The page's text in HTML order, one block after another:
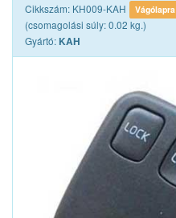
Cikkszám: KH009-KAH Vágólapra
(csomagolási súly: 0.02 kg.)
Gyártó: KAH